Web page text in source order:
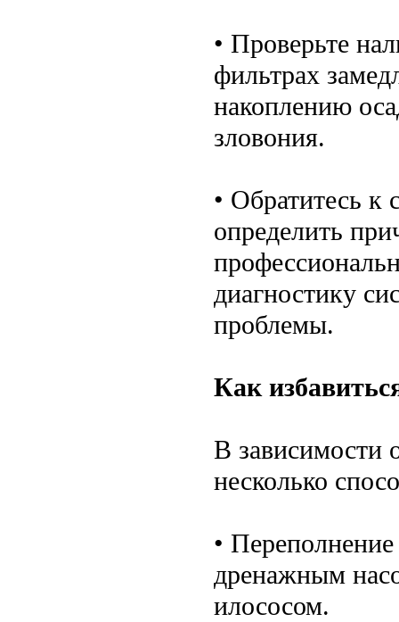
• Проверьте
фильтрах
накоплению
зловония.
• Обратитесь к
определить
диагностику
проблемы.
Как
В зависимости
несколько
• Переполнение
дренажным
илососом.